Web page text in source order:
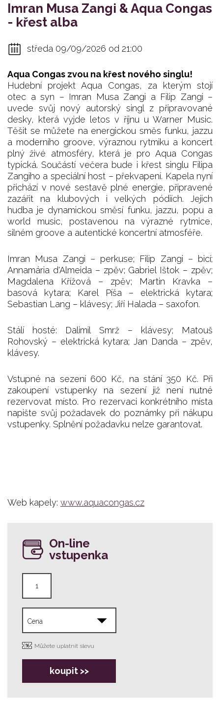
Imran Musa Zangi & Aqua Congas
- křest alba
středa 09/09/2026 od 21:00
Aqua Congas zvou na křest nového singlu!
Hudební projekt Aqua Congas, za kterým stojí
otec a syn – Imran Musa Zangi a Filip Zangi –
uvede svůj nový autorský singl z připravované
desky, která vyjde letos v říjnu u Warner Music.
Těšit se můžete na energickou směs funku, jazzu
a moderního groove, výraznou rytmiku a koncert
plný živé atmosféry, která je pro Aqua Congas
typická. Součástí večera bude i křest singlu Filipa
Zangiho a speciální host – překvapení. Kapela nyní
přichází v nové sestavě plné energie, připravené
zazářit na klubových i velkých pódiích. Jejich
hudba je dynamickou směsí funku, jazzu, popu a
world music, postavenou na výrazné rytmice,
silném groove a autentické koncertní atmosféře.
Imran Musa Zangi – perkuse; Filip Zangi – bicí;
Annamária d'Almeida – zpěv; Gabriel Ištok – zpěv;
Magdalena Křížová – zpěv; Martin Kravka –
basová kytara; Karel Píša – elektrická kytara;
Sebastian Lang – klávesy; Jiří Halada – saxofon.
Stálí hosté: Dalimil Smrž – klávesy; Matouš
Rohovský – elektrická kytara; Jan Danda – zpěv,
klávesy.
Vstupné na sezení 600 Kč, na stání 350 Kč. Při
zakoupení vstupenky na sezení již není nutné
rezervovat místo. Pro rezervaci konkrétního místa
napište svůj požadavek do poznámky při nákupu
vstupenky. Splnění požadavku nelze garantovat.
Web kapely: www.aquacongas.cz
On-line
vstupenka
Můžete uplatnit slevu
koupit >>